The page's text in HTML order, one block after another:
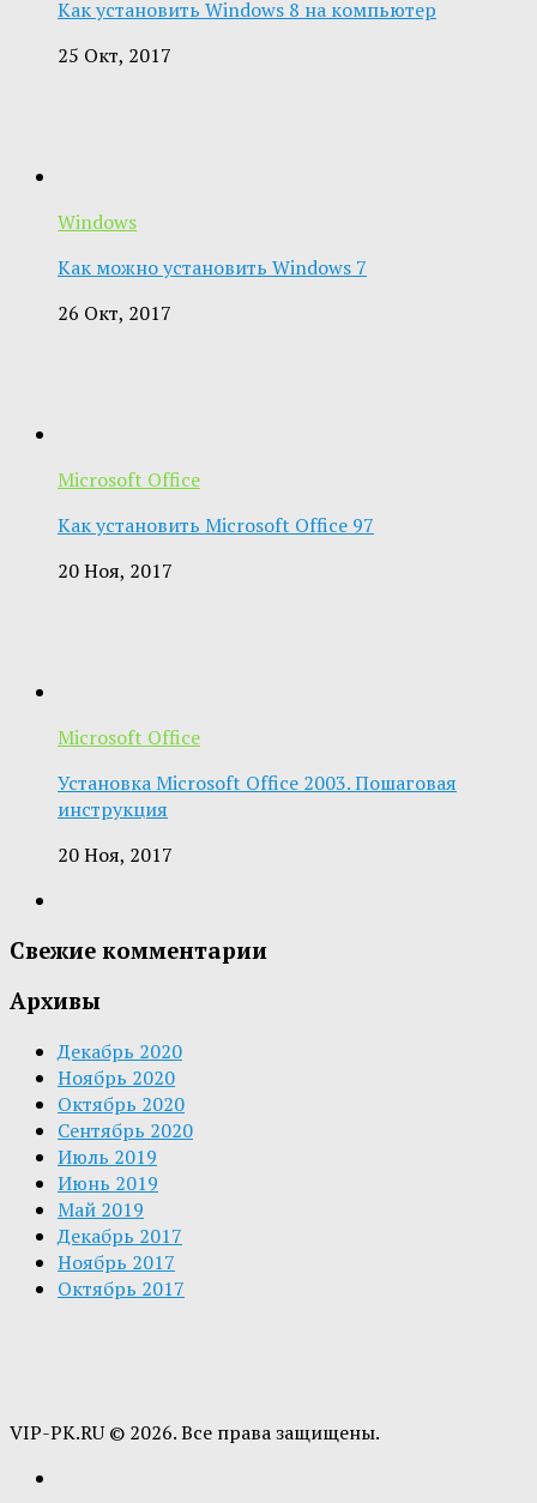
Как установить Windows 8 на компьютер
25 Окт, 2017
Windows
Как можно установить Windows 7
26 Окт, 2017
Microsoft Office
Как установить Microsoft Office 97
20 Ноя, 2017
Microsoft Office
Установка Microsoft Office 2003. Пошаговая
инструкция
20 Ноя, 2017
Свежие комментарии
Архивы
Декабрь 2020
Ноябрь 2020
Октябрь 2020
Сентябрь 2020
Июль 2019
Июнь 2019
Май 2019
Декабрь 2017
Ноябрь 2017
Октябрь 2017
VIP-PK.RU © 2026. Все права защищены.